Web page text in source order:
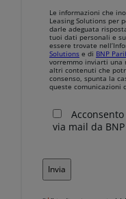
Le
informazioni
che
inoltri
saranno
processate
da
BNP
Paribas
per
permetterci
di
Le informazioni che
Leasing Solutions per
darle adeguata
tuoi dati personali e
essere trovate
Solutions e di BNP
vorremmo inviarti una
altri contenuti che
consenso, spunta la
queste comunicazioni
via mail da